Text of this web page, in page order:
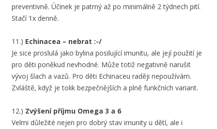
preventivně. Účinek je patrný až po minimálně 2 týdnech pití.
Stačí 1x denně.
11.) Echinacea – nebrat :-/
Je sice proslulá jako bylina posilující imunitu, ale její použití je
pro děti poněkud nevhodné. Může totiž negativně narušit
vývoj šlach a vazů. Pro děti Echinaceu raději nepoužívám.
Zvláště, když je tolik bezpečnějších a plně funkčních variant.
12.) Zvýšení příjmu Omega 3 a 6
Velmi důležité nejen pro dobrý stav imunity u dětí, ale i